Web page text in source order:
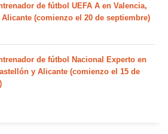
de fútbol UEFA A en Valencia,
(comienzo el 20 de septiembre)
de fútbol Nacional Experto en
y Alicante (comienzo el 15 de